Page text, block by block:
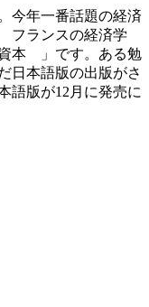
今年一番話題の経済
フランスの経済学
本 」です。ある勉
日本語版の出版がさ
語版が12月に発売に